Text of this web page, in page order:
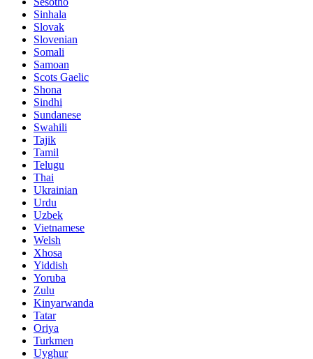
Sinhala
Slovak
Slovenian
Somali
Samoan
Scots Gaelic
Shona
Sindhi
Sundanese
Swahili
Tajik
Tamil
Telugu
Thai
Ukrainian
Urdu
Uzbek
Vietnamese
Welsh
Xhosa
Yiddish
Yoruba
Zulu
Kinyarwanda
Tatar
Oriya
Turkmen
Uyghur